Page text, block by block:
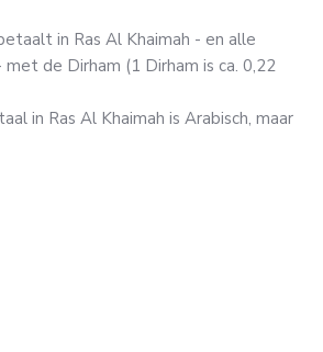
in Ras Al Khaimah - en alle
de Dirham (1 Dirham is ca. 0,22
in Ras Al Khaimah is Arabisch, maar